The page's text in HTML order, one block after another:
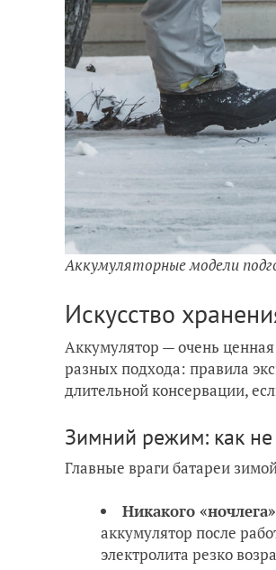
Аккумуляторные модели
Искусство
Аккумулятор — очень
разных подхода: правила
длительной консервации,
Зимний режим: как не
Главные враги батареи
Никакого
аккумулятор после
электролита резко